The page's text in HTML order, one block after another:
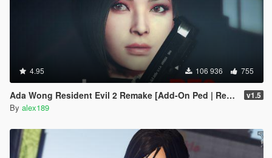
4.95 106 936 755
Ada Wong Resident Evil 2 Remake [Add-On Ped | Replace] v1.5
By alex189